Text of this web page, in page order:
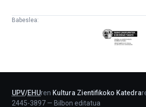
Babeslea:
Eusko
Jaurlaritza
UPV/EHUren Kultura Zientifikoko Katedra
2445-3897 — Bilbon editatua